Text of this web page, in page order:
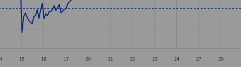
values. Data ranges from 11.92 to 13.91.
15 16 17 20 21 22 23 24 27 28